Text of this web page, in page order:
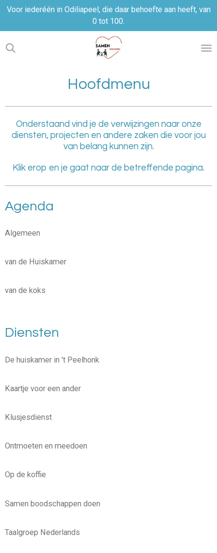
Ga
naar
de
Voor iederéén in Odiliapeel, die daar behoefte aan heeft, van
0 tot 100.
Hoofdmenu
Onderstaand vind je de verwijzingen naar onze
diensten, projecten en andere zaken die voor jou
van belang kunnen zijn.
Klik erop en je gaat naar de betreffende pagina.
Agenda
Algemeen
van de Huiskamer
van de koks
Diensten
De huiskamer in 't Peelhonk
Kaartje voor een ander
Klusjesdienst
Ontmoeten en meedoen
Op de koffie
Samen boodschappen doen
Taalgroep Nederlands